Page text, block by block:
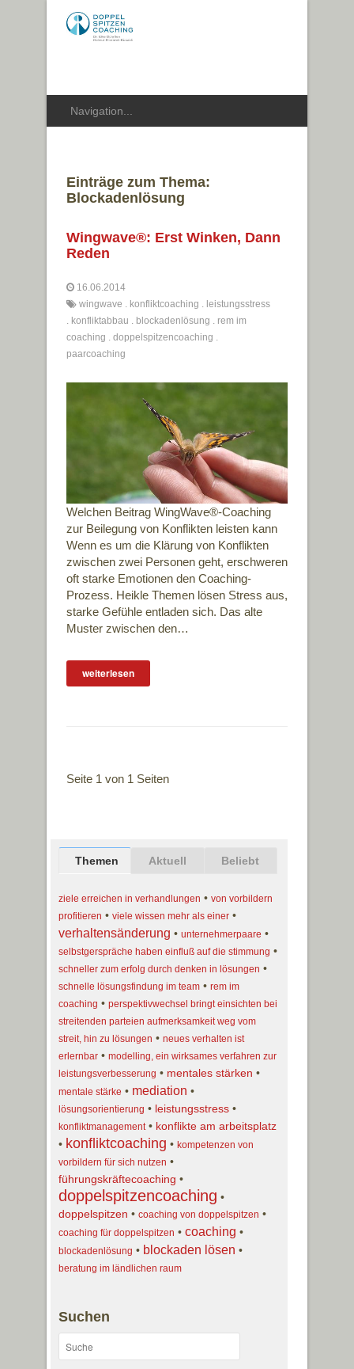
Einträge zum Thema:
Blockadenlösung
Wingwave®: Erst Winken, Dann
Reden
16.06.2014
wingwave . konfliktcoaching . leistungsstress
. konfliktabbau . blockadenlösung . rem im
coaching . doppelspitzencoaching .
paarcoaching
Welchen Beitrag WingWave®-Coaching
zur Beilegung von Konflikten leisten kann
Wenn es um die Klärung von Konflikten
zwischen zwei Personen geht, erschweren
oft starke Emotionen den Coaching-
Prozess. Heikle Themen lösen Stress aus,
starke Gefühle entladen sich. Das alte
Muster zwischen den…
weiterlesen
Seite 1 von 1 Seiten
Themen Aktuell Beliebt
ziele erreichen in verhandlungen • von vorbildern
profitieren • viele wissen mehr als einer •
verhaltensänderung • unternehmerpaare •
selbstgerspräche haben einfluß auf die stimmung •
schneller zum erfolg durch denken in lösungen •
schnelle lösungsfindung im team • rem im
coaching • perspektivwechsel bringt einsichten bei
streitenden parteien aufmerksamkeit weg vom
streit, hin zu lösungen • neues verhalten ist
erlernbar • modelling, ein wirksames verfahren zur
leistungsverbesserung • mentales stärken •
mentale stärke • mediation •
lösungsorientierung • leistungsstress •
konfliktmanagement • konflikte am arbeitsplatz
• konfliktcoaching • kompetenzen von
vorbildern für sich nutzen •
führungskräftecoaching •
doppelspitzencoaching •
doppelspitzen • coaching von doppelspitzen •
coaching für doppelspitzen • coaching •
blockadenlösung • blockaden lösen •
beratung im ländlichen raum
Suchen